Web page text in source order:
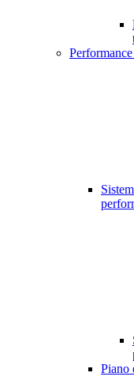
Performance
Piano